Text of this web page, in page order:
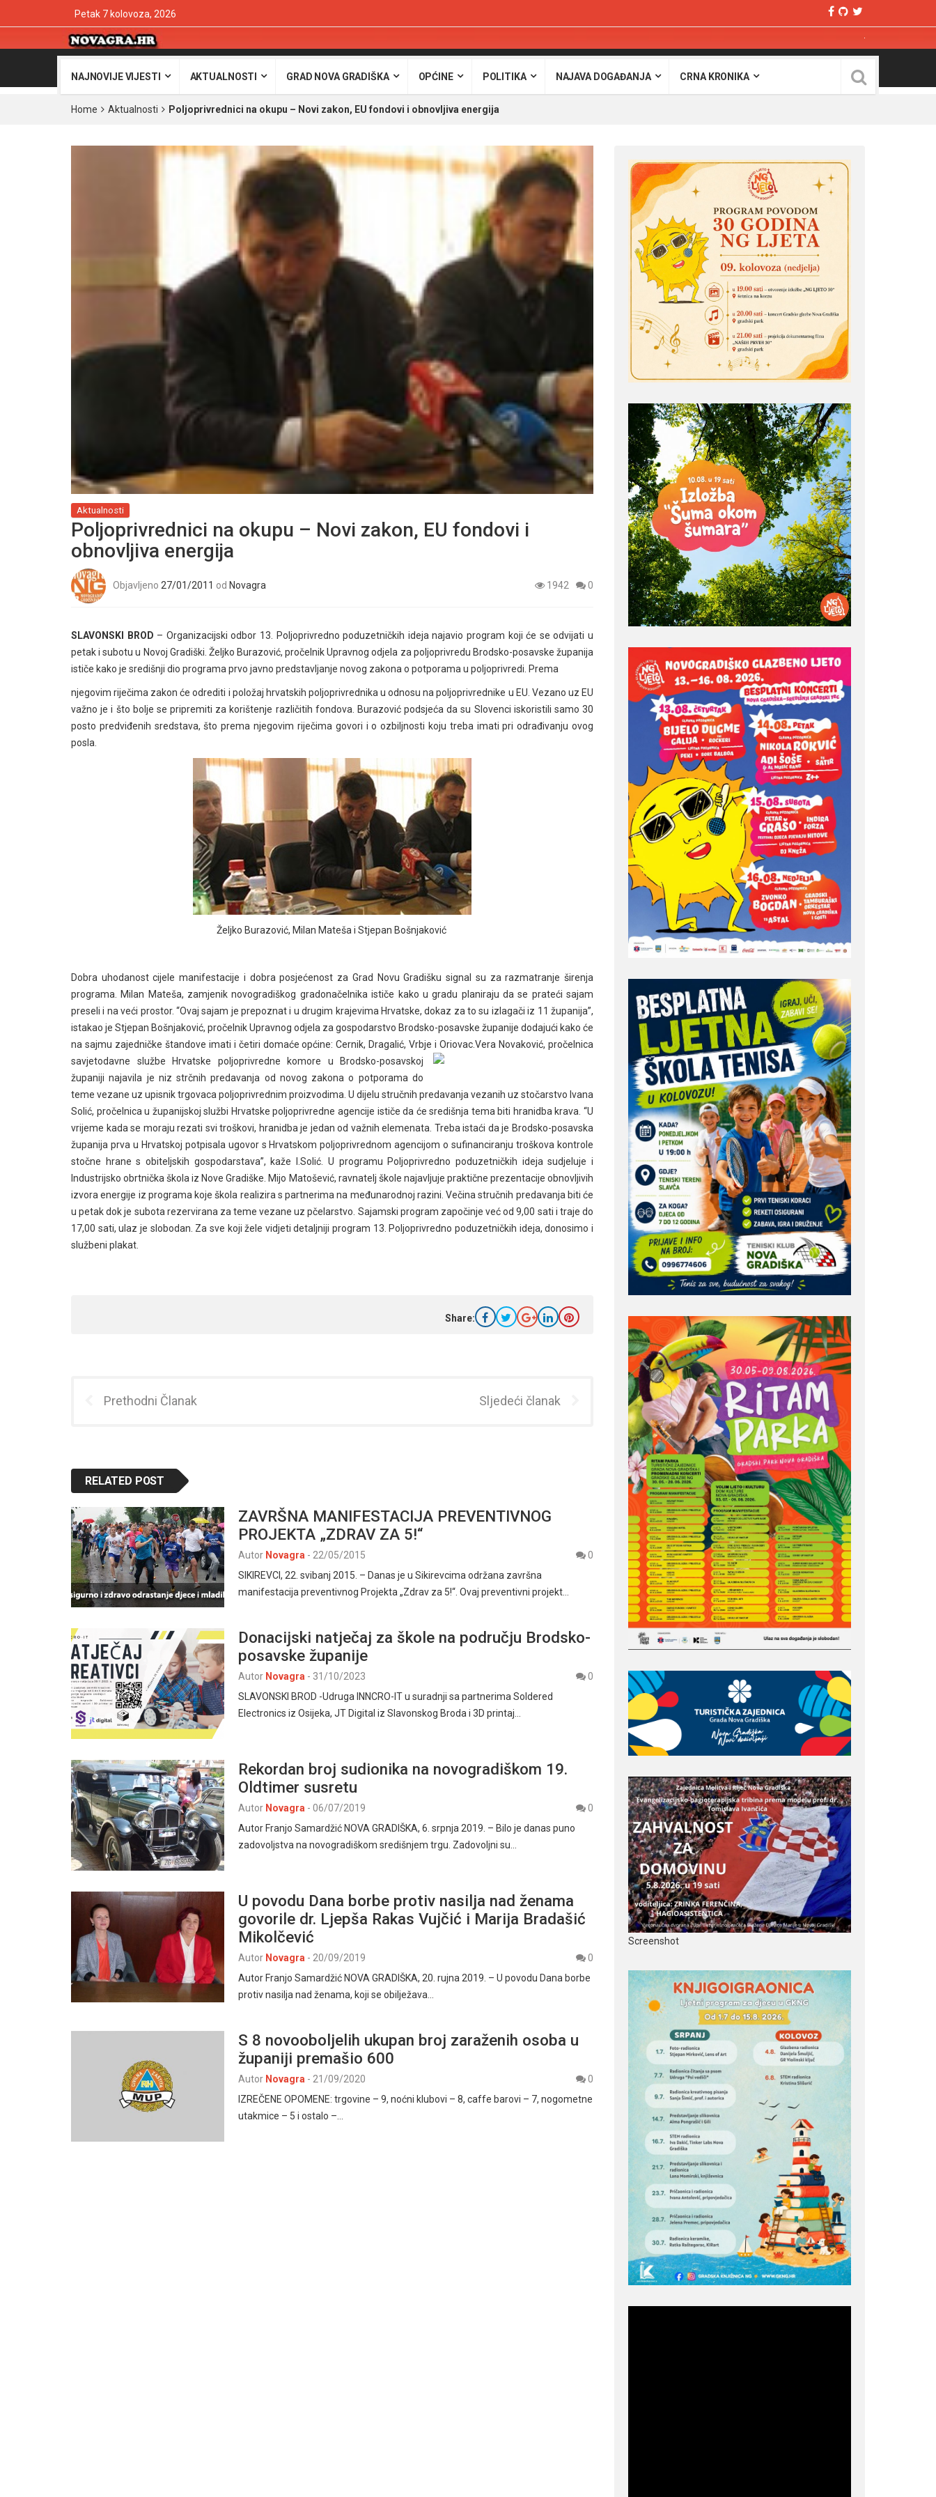
Petak 7 kolovoza, 2026
NAJNOVIJE VIJESTI AKTUALNOSTI GRAD NOVA GRADIŠKA OPĆINE POLITIKA NAJAVA DOGAĐANJA CRNA KRONIKA
Home Aktualnosti Poljoprivrednici na okupu – Novi zakon, EU fondovi i obnovljiva energija
Aktualnosti
Poljoprivrednici na okupu – Novi zakon, EU fondovi i
obnovljiva energija
Objavljeno 27/01/2011 od Novagra 1942 0
SLAVONSKI BROD – Organizacijski odbor 13. Poljoprivredno poduzetničkih ideja najavio program koji će se odvijati u
petak i subotu u Novoj Gradiški. Željko Burazović, pročelnik Upravnog odjela za poljoprivredu Brodsko-posavske županija
ističe kako je središnji dio programa prvo javno predstavljanje novog zakona o potporama u poljoprivredi. Prema
njegovim riječima zakon će odrediti i položaj hrvatskih poljoprivrednika u odnosu na poljoprivrednike u EU. Vezano uz EU
važno je i što bolje se pripremiti za korištenje različitih fondova. Burazović podsjeća da su Slovenci iskoristili samo 30
posto predviđenih sredstava, što prema njegovim riječima govori i o ozbiljnosti koju treba imati pri odrađivanju ovog
posla.
Željko Burazović, Milan Mateša i Stjepan Bošnjaković
Dobra uhodanost cijele manifestacije i dobra posjećenost za Grad Novu Gradišku signal su za razmatranje širenja
programa. Milan Mateša, zamjenik novogradiškog gradonačelnika ističe kako u gradu planiraju da se prateći sajam
preseli i na veći prostor. “Ovaj sajam je prepoznat i u drugim krajevima Hrvatske, dokaz za to su izlagači iz 11 županija”,
istakao je Stjepan Bošnjaković, pročelnik Upravnog odjela za gospodarstvo Brodsko-posavske županije dodajući kako će
na sajmu zajedničke štandove imati i četiri domaće općine: Cernik, Dragalić, Vrbje i Oriovac.Vera Novaković, pročelnica
savjetodavne službe Hrvatske poljoprivredne komore u Brodsko-posavskoj
županiji najavila je niz strčnih predavanja od novog zakona o potporama do
teme vezane uz upisnik trgovaca poljoprivrednim proizvodima. U dijelu stručnih predavanja vezanih uz stočarstvo Ivana
Solić, pročelnica u županijskoj službi Hrvatske poljoprivredne agencije ističe da će središnja tema biti hranidba krava. “U
vrijeme kada se moraju rezati svi troškovi, hranidba je jedan od važnih elemenata. Treba istaći da je Brodsko-posavska
županija prva u Hrvatskoj potpisala ugovor s Hrvatskom poljoprivrednom agencijom o sufinanciranju troškova kontrole
stočne hrane s obiteljskih gospodarstava”, kaže I.Solić. U programu Poljoprivredno poduzetničkih ideja sudjeluje i
Industrijsko obrtnička škola iz Nove Gradiške. Mijo Matošević, ravnatelj škole najavljuje praktične prezentacije obnovljivih
izvora energije iz programa koje škola realizira s partnerima na međunarodnoj razini. Večina stručnih predavanja biti će
u petak dok je subota rezervirana za teme vezane uz pčelarstvo. Sajamski program započinje već od 9,00 sati i traje do
17,00 sati, ulaz je slobodan. Za sve koji žele vidjeti detaljniji program 13. Poljoprivredno poduzetničkih ideja, donosimo i
službeni plakat.
Share:
Prethodni Članak Sljedeći članak
RELATED POST
ZAVRŠNA MANIFESTACIJA PREVENTIVNOG
PROJEKTA „ZDRAV ZA 5!“
Autor Novagra - 22/05/2015
0
SIKIREVCI, 22. svibanj 2015. – Danas je u Sikirevcima održana završna
manifestacija preventivnog Projekta „Zdrav za 5!“. Ovaj preventivni projekt…
Donacijski natječaj za škole na području Brodsko-
posavske županije
Autor Novagra - 31/10/2023
0
SLAVONSKI BROD -Udruga INNCRO-IT u suradnji sa partnerima Soldered
Electronics iz Osijeka, JT Digital iz Slavonskog Broda i 3D printaj…
Rekordan broj sudionika na novogradiškom 19.
Oldtimer susretu
Autor Novagra - 06/07/2019
0
Autor Franjo Samardžić NOVA GRADIŠKA, 6. srpnja 2019. – Bilo je danas puno
zadovoljstva na novogradiškom središnjem trgu. Zadovoljni su…
U povodu Dana borbe protiv nasilja nad ženama
govorile dr. Ljepša Rakas Vujčić i Marija Bradašić
Mikolčević
Autor Novagra - 20/09/2019
0
Autor Franjo Samardžić NOVA GRADIŠKA, 20. rujna 2019. – U povodu Dana borbe
protiv nasilja nad ženama, koji se obilježava…
S 8 novooboljelih ukupan broj zaraženih osoba u
županiji premašio 600
Autor Novagra - 21/09/2020
0
IZREČENE OPOMENE: trgovine – 9, noćni klubovi – 8, caffe barovi – 7, nogometne
utakmice – 5 i ostalo –…
Screenshot